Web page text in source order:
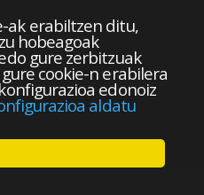
ak erabiltzen ditu,
hobeagoak
gure zerbitzuak
cookie-n erabilera
edonoiz
aldatu